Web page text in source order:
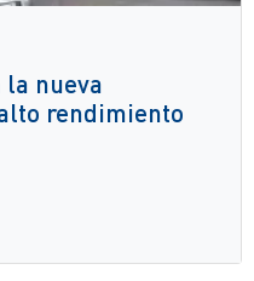
nueva
rendimiento